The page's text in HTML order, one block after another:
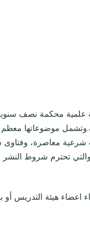
علمية محكمة نصف
موضوعاتها
معاصرة، وفتاوى
والتي تحترم شروط
هيئة التدريس أو